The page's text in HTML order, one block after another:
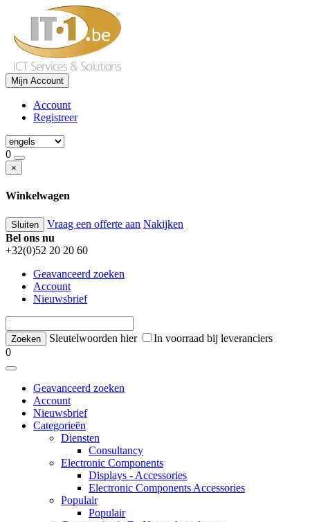
Mijn Account
Account
Registreer
0
×
Winkelwagen
Sluiten Vraag een offerte aan Nakijken
Bel ons nu
+32(0)52 20 20 60
Geavanceerd zoeken
Account
Nieuwsbrief
Sleutelwoorden hier
In voorraad bij leveranciers
0
Geavanceerd zoeken
Account
Nieuwsbrief
Categorieën
Diensten
Consultancy
Electronic Components
Displays - Accessories
Electronic Components Accessories
Populair
Populair